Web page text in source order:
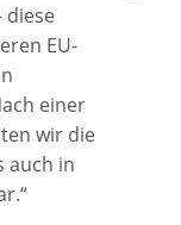
diese
EU-
einer
wir die
auch in